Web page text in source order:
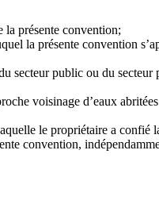
la présente convention;
la présente convention
secteur public ou du secteur
voisinage d’eaux
le propriétaire a confié
convention,